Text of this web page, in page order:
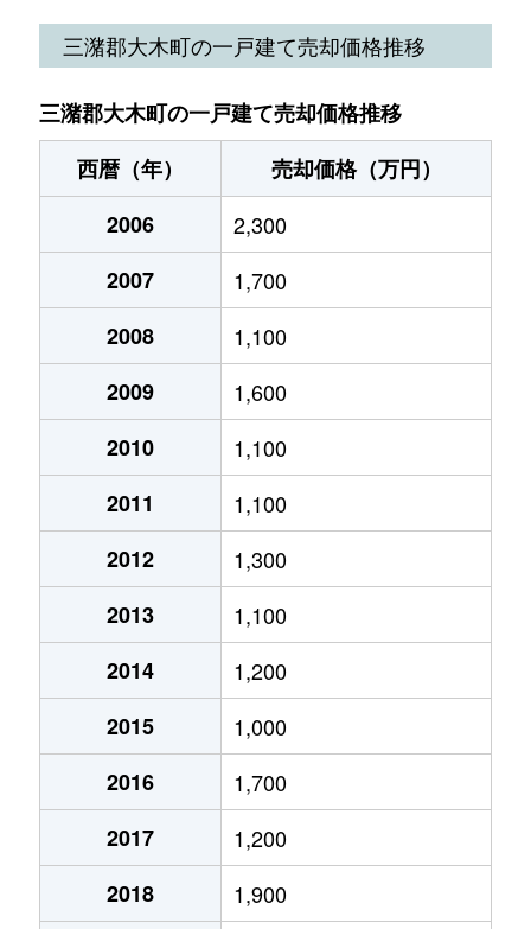
三潴郡大木町の一戸建て売却価格推移
三潴郡大木町の一戸建て売却価格推移
西暦（年）
売却価格（万円）
2006
2,300
2007
1,700
2008
1,100
2009
1,600
2010
1,100
2011
1,100
2012
1,300
2013
1,100
2014
1,200
2015
1,000
2016
1,700
2017
1,200
2018
1,900